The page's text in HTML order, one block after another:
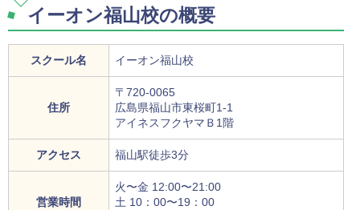
イーオン福山校の概要
スクール名 イーオン福山校
住所
〒720-0065
広島県福山市東桜町1-1
アイネスフクヤマＢ1階
アクセス 福山駅徒歩3分
営業時間
火〜金 12:00〜21:00
土 10：00〜19：00